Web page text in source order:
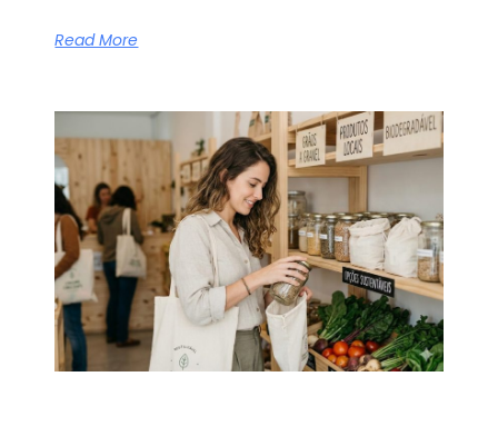
Read More